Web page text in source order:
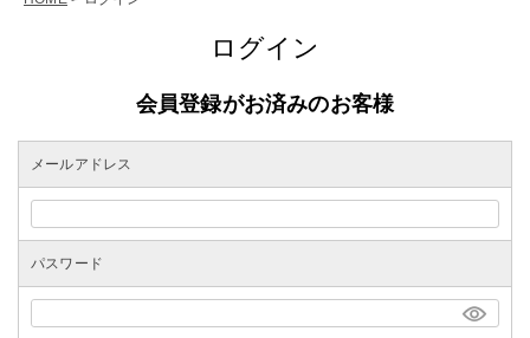
ログイン
会員登録がお済みのお客様
メールアドレス
パスワード